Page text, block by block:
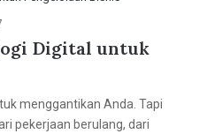
Digital untuk
menggantikan Anda. Tapi
pekerjaan berulang, dari